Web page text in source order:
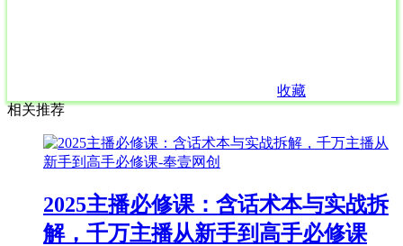
收藏
相关推荐
2025主播必修课：含话术本与实战拆
解，千万主播从新手到高手必修课